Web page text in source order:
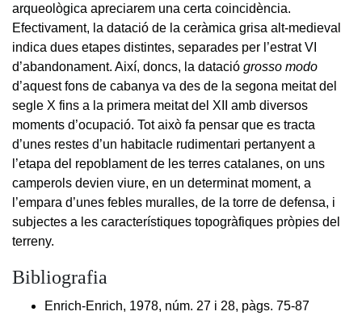
arqueològica apreciarem una certa coincidència.
Efectivament, la datació de la ceràmica grisa alt-medieval
indica dues etapes distintes, separades per l’estrat VI
d’abandonament. Així, doncs, la datació grosso modo
d’aquest fons de cabanya va des de la segona meitat del
segle X fins a la primera meitat del XII amb diversos
moments d’ocupació. Tot això fa pensar que es tracta
d’unes restes d’un habitacle rudimentari pertanyent a
l’etapa del repoblament de les terres catalanes, on uns
camperols devien viure, en un determinat moment, a
l’empara d’unes febles muralles, de la torre de defensa, i
subjectes a les característiques topogràfiques pròpies del
terreny.
Bibliografia
Enrich-Enrich, 1978, núm. 27 i 28, pàgs. 75-87